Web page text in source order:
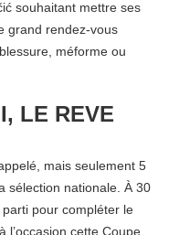
souhaitant mettre ses
grand rendez-vous
méforme ou
LE REVE
mais seulement 5
sélection nationale. À 30
pour compléter le
l’occasion cette Coupe